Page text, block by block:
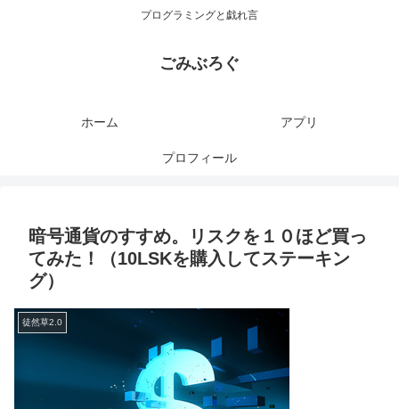
プログラミングと戯れ言
ごみぶろぐ
ホーム アプリ
プロフィール
暗号通貨のすすめ。リスクを１０ほど買っ
てみた！（10LSKを購入してステーキン
グ）
徒然草2.0